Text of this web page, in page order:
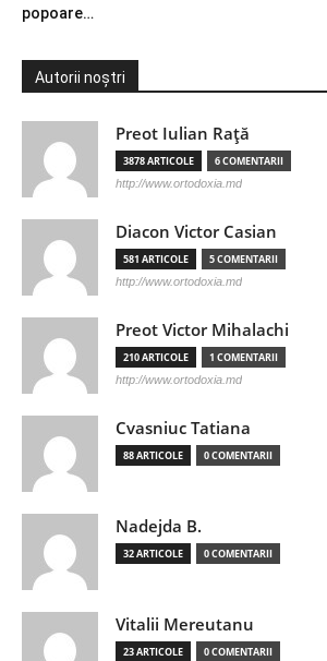
popoare…
Autorii noștri
Preot Iulian Raţă
3878 ARTICOLE 6 COMENTARII
http://www.ortodoxia.md
Diacon Victor Casian
581 ARTICOLE 5 COMENTARII
http://www.ortodoxia.md
Preot Victor Mihalachi
210 ARTICOLE 1 COMENTARII
http://www.ortodoxia.md
Cvasniuc Tatiana
88 ARTICOLE 0 COMENTARII
Nadejda B.
32 ARTICOLE 0 COMENTARII
Vitalii Mereutanu
23 ARTICOLE 0 COMENTARII